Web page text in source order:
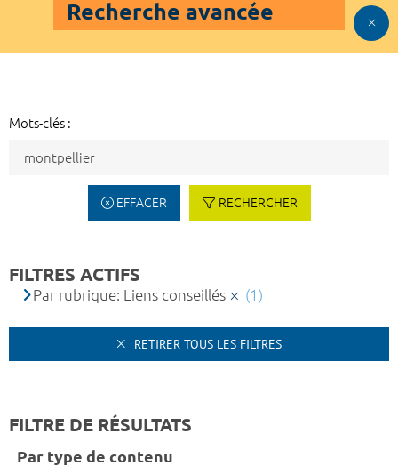
Recherche avancée
Mots-clés :
EFFACER RECHERCHER
FILTRES ACTIFS
Par rubrique: Liens conseillés (1)
RETIRER TOUS LES FILTRES
FILTRE DE RÉSULTATS
Par type de contenu